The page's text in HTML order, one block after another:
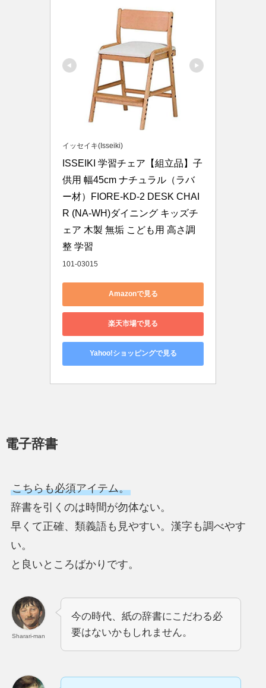
イッセイキ(Isseiki)
ISSEIKI 学習チェア【組立品】子
供用 幅45cm ナチュラル（ラバ
ー材）FIORE-KD-2 DESK CHAI
R (NA-WH)ダイニング キッズチ
ェア 木製 無垢 こども用 高さ調
整 学習
101-03015
Amazonで見る
楽天市場で見る
Yahoo!ショッピングで見る
電子辞書
こちらも必須アイテム。
辞書を引くのは時間が勿体ない。
早くて正確、類義語も見やすい。漢字も調べやす
い。
と良いところばかりです。
Sharari-man
今の時代、紙の辞書にこだわる必
要はないかもしれません。